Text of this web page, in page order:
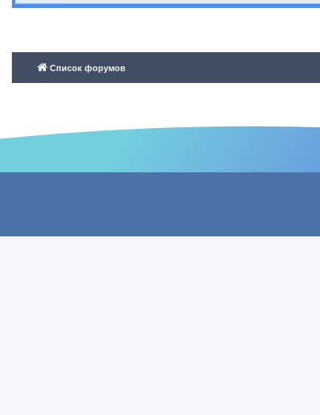
Список форумов